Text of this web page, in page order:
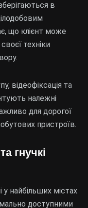
в
що клієнт може
техніки
відеофіксація та
належні
для дорогої
пристроїв.
гнучкі
у найбільших містах
доступними